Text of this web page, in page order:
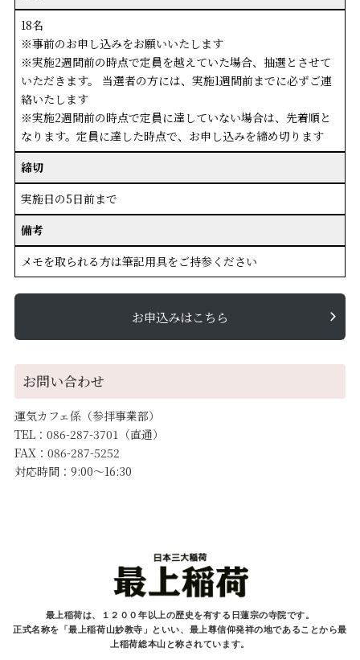
18名
※事前のお申し込みをお願いいたします
※実施2週間前の時点で定員を越えていた場合、抽選とさせて
いただきます。 当選者の方には、実施1週間前までに必ずご連
絡いたします
※実施2週間前の時点で定員に達していない場合は、先着順と
なります。定員に達した時点で、お申し込みを締め切ります
締切
実施日の5日前まで
備考
メモを取られる方は筆記用具をご持参ください
お申込みはこちら
お問い合わせ
運気カフェ係（参拝事業部）
TEL：086-287-3701（直通）
FAX：086-287-5252
対応時間：9:00～16:30
最上稲荷は、１２００年以上の歴史を有する 日蓮宗の寺院です。
正式名称を「最上稲荷山妙教寺」といい、最上尊信仰発祥の地であることから最
上稲荷総本山と称されています。